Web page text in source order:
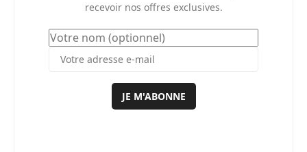
recevoir nos offres exclusives.
JE M'ABONNE